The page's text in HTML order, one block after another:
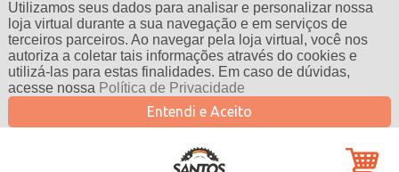
Utilizamos seus dados para analisar e personalizar nossa
loja virtual durante a sua navegação e em serviços de
terceiros parceiros. Ao navegar pela loja virtual, você nos
autoriza a coletar tais informações através do cookies e
utilizá-las para estas finalidades. Em caso de dúvidas,
acesse nossa Política de Privacidade
Entendi e Aceito